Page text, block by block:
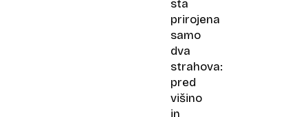
sta
prirojena
samo
dva
strahova:
pred
višino
in